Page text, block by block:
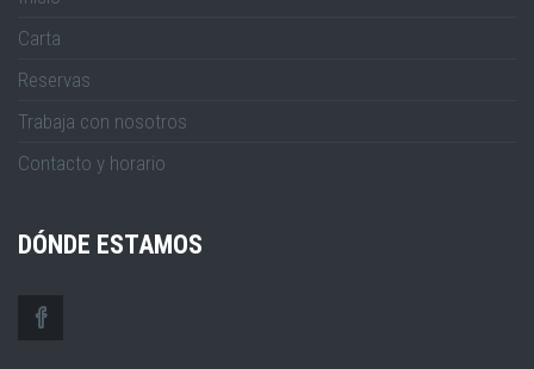
Carta
Reservas
Trabaja con nosotros
Contacto y horario
DÓNDE ESTAMOS